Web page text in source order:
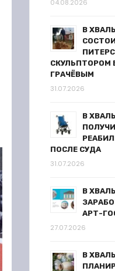
04.08.2026
В
СКУЛЬПТОРОМ
ГРАЧЁВЫМ
31.07.2026
В
ПОСЛЕ СУДА
31.07.2026
В
АРТ-
27.07.2026
В